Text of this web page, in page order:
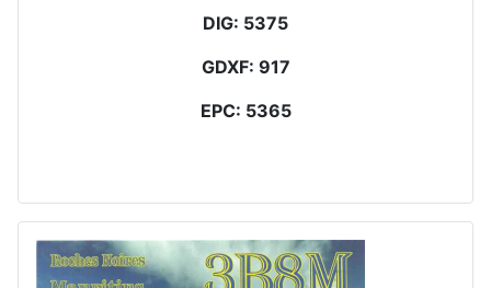
DIG: 5375
GDXF: 917
EPC: 5365